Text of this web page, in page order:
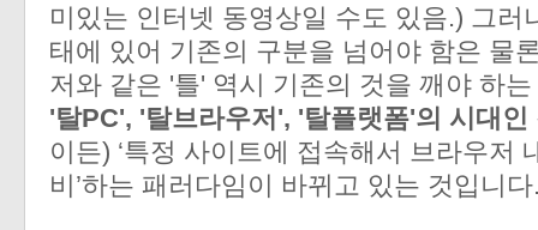
미있는 인터넷 동영상일 수도 있음.) 그러
태에 있어 기존의 구분을 넘어야 함은 물
저와 같은 '틀' 역시 기존의 것을 깨야 하
'탈PC', '탈브라우저', '탈플랫폼'의 시대
이든) ‘특정 사이트에 접속해서 브라우저
비’하는 패러다임이 바뀌고 있는 것입니